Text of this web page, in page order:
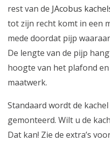
rest van de JAcobus
tot zijn recht komt in een
mede doordat pijp
De lengte van de pijp
hoogte van het plafond
maatwerk.
Standaard wordt de
gemonteerd. Wilt u de
Dat kan! Zie de extra’s